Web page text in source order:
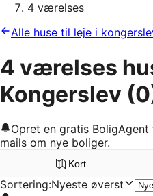
4 værelses
Alle huse til leje i
4 værelses
Kongerslev
Opret en gratis
mails om nye boliger.
Kort
Sortering:Nyeste øverst